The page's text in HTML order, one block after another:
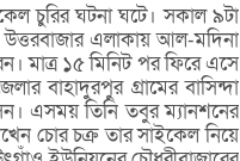
চুরির ঘটনা ঘটে। সকাল ৯টা
উত্তরবাজার এলাকায় আল-মদিনা
মাত্র ১৫ মিনিট পর ফিরে এসে
বাহাদুরপুর গ্রামের বাসিন্দা
এসময় তিনি তবুর ম্যানশনের
চোর চক্র তার সাইকেল নিয়ে